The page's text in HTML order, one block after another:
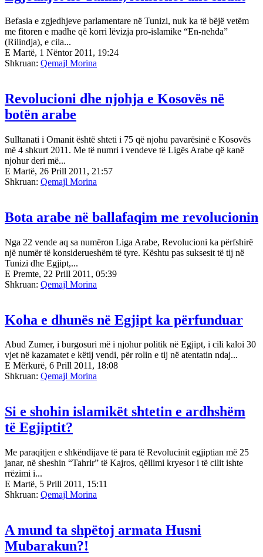
Befasia e zgjedhjeve parlamentare në Tunizi, nuk ka të bëjë vetëm
me fitoren e madhe që korri lëvizja pro-islamike “En-nehda”
(Rilindja), e cila...
E Martë, 1 Nëntor 2011, 19:24
Shkruan: Qemajl Morina
Revolucioni dhe njohja e Kosovës në
botën arabe
Sulltanati i Omanit është shteti i 75 që njohu pavarësinë e Kosovës
më 4 shkurt 2011. Me të numri i vendeve të Ligës Arabe që kanë
njohur deri më...
E Martë, 26 Prill 2011, 21:57
Shkruan: Qemajl Morina
Bota arabe në ballafaqim me revolucionin
Nga 22 vende aq sa numëron Liga Arabe, Revolucioni ka përfshirë
një numër të konsiderueshëm të tyre. Kështu pas suksesit të tij në
Tunizi dhe Egjipt,...
E Premte, 22 Prill 2011, 05:39
Shkruan: Qemajl Morina
Koha e dhunës në Egjipt ka përfunduar
Abud Zumer, i burgosuri më i njohur politik në Egjipt, i cili kaloi 30
vjet në kazamatet e këtij vendi, për rolin e tij në atentatin ndaj...
E Mërkurë, 6 Prill 2011, 18:08
Shkruan: Qemajl Morina
Si e shohin islamikët shtetin e ardhshëm
të Egjiptit?
Me paraqitjen e shkëndijave të para të Revolucinit egjiptian më 25
janar, në sheshin “Tahrir” të Kajros, qëllimi kryesor i të cilit ishte
rrëzimi i...
E Martë, 5 Prill 2011, 15:11
Shkruan: Qemajl Morina
A mund ta shpëtoj armata Husni
Mubarakun?!